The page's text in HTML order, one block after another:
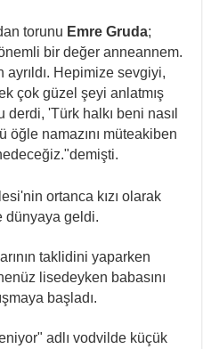
torunu Emre Gruda;
bir değer anneannem.
Hepimize sevgiyi,
çok güzel şeyi anlatmış
'Türk halkı beni nasıl
namazını müteakiben
ortanca kızı olarak
dünyaya geldi.
taklidini yaparken
lisedeyken babasını
başladı.
adlı vodvilde küçük